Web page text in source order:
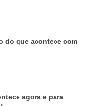
do que acontece com
agora e para